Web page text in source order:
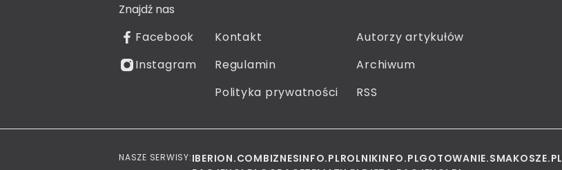
Rośliny
Technologia
Piłka nożna
Emerytura
Dziecko
Moda
Znajdź nas
Facebook
Instagram
Kontakt
Regulamin
Polityka prywatności
Autorzy artykułów
Archiwum
RSS
NASZE SERWISY:IBERION.COMBIZNESINFO.PLROLNIKINFO.PLGOTOWANIE.SMAKOSZE.PL